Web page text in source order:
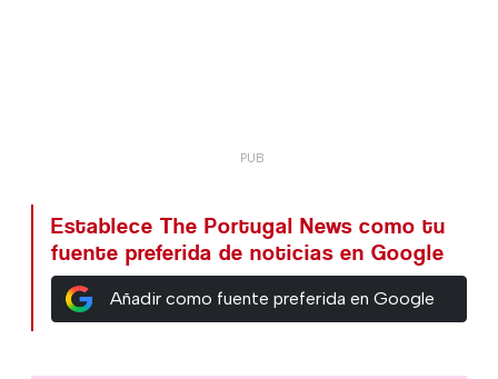
Establece The Portugal News como tu
fuente preferida de noticias en Google
Añadir como fuente preferida en Google